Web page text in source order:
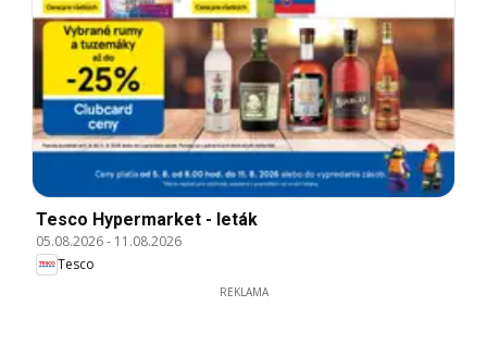
Tesco Hypermarket - leták
05.08.2026- 11.08.2026
Tesco
REKLAMA